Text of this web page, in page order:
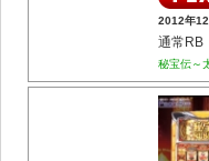
2012年
通常RB
秘宝伝～